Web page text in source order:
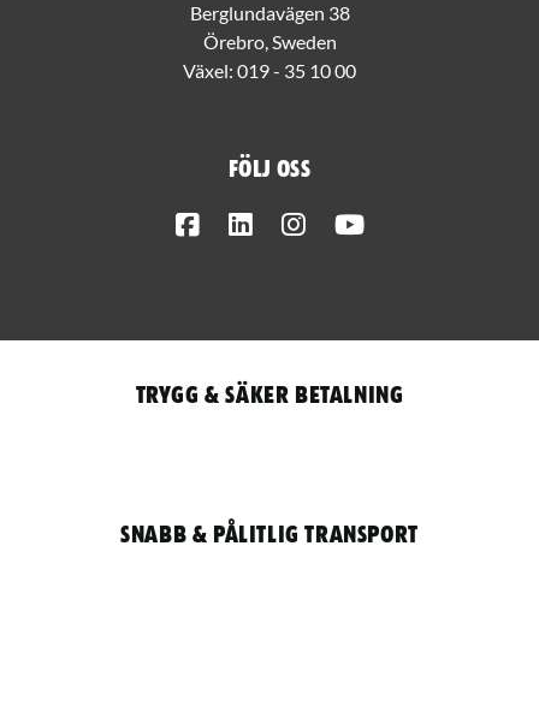
Berglundavägen 38
Örebro, Sweden
Växel: 019 - 35 10 00
Följ oss
FacebookLinkedInInstagram
Trygg & säker betalning
Snabb & pålitlig transport